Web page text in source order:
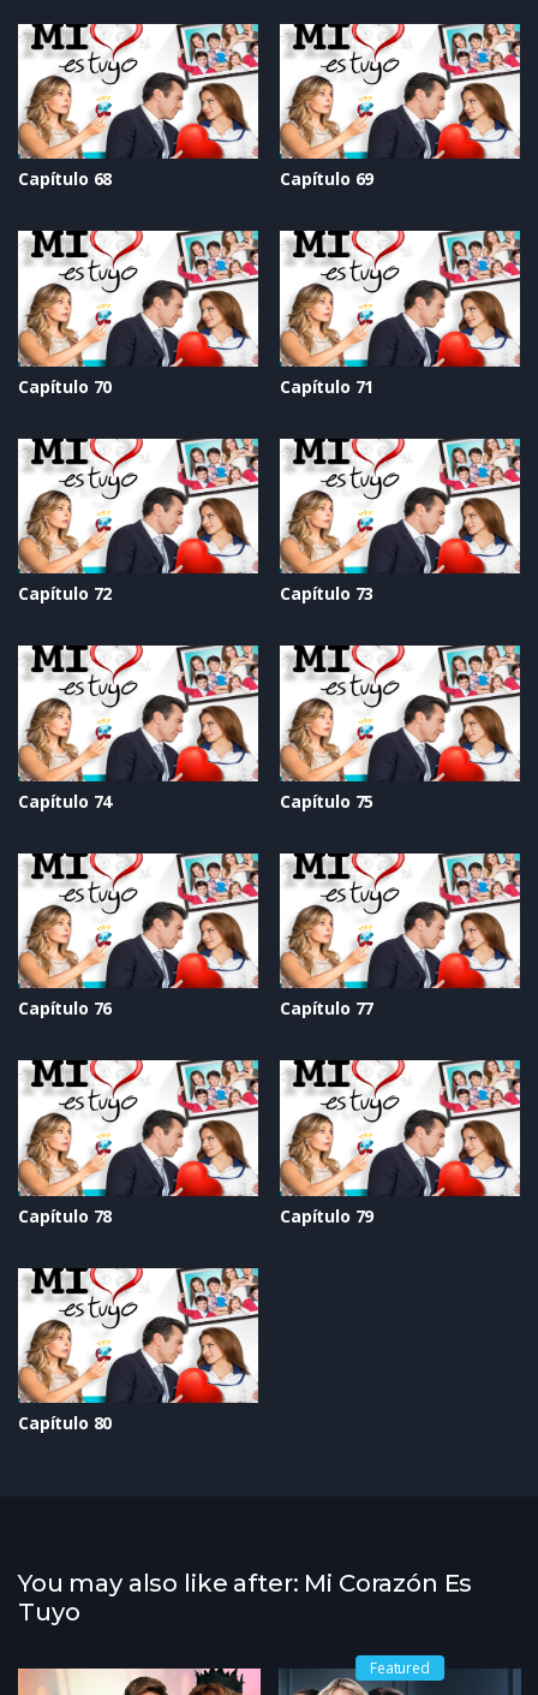
Capítulo 68 Capítulo 69
Capítulo 70 Capítulo 71
Capítulo 72 Capítulo 73
Capítulo 74 Capítulo 75
Capítulo 76 Capítulo 77
Capítulo 78 Capítulo 79
Capítulo 80
You may also like after: Mi Corazón Es
Tuyo
Featured